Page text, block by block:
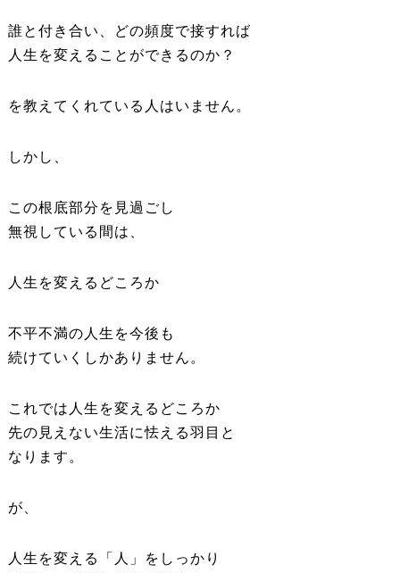
誰と付き合い、どの頻度で接すれば
人生を変えることができるのか？
を教えてくれている人はいません。
しかし、
この根底部分を見過ごし
無視している間は、
人生を変えるどころか
不平不満の人生を今後も
続けていくしかありません。
これでは人生を変えるどころか
先の見えない生活に怯える羽目と
なります。
が、
人生を変える「人」をしっかり